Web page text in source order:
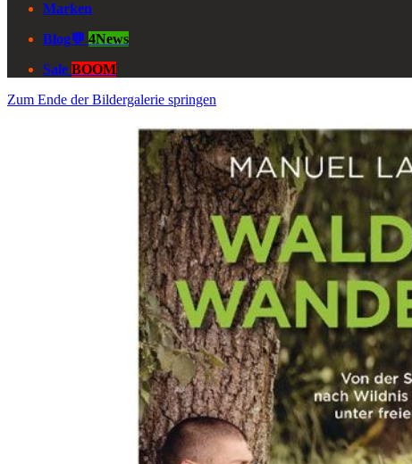
Marken
Blog💬 4News
Sale BOOM
Zum Ende der Bildergalerie springen